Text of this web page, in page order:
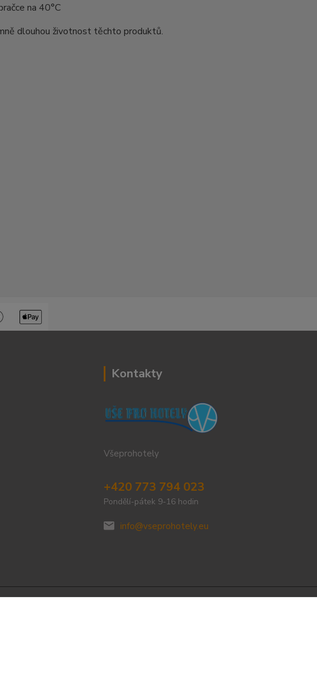
na 40°C
dlouhou životnost těchto produktů.
Kontakty
Všeprohotely
+420 773 794 023
Pondělí-pátek 9-16 hodin
info@vseprohotely.eu